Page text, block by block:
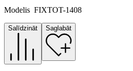
Modelis FIXTOT-1408
Salīdzināt Saglabāt